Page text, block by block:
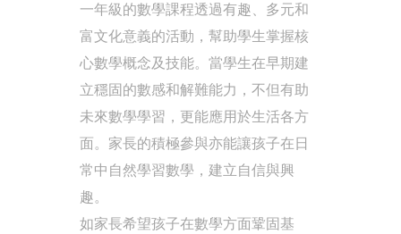
一年級的數學課程透過有趣、多元和
富文化意義的活動，幫助學生掌握核
心數學概念及技能。當學生在早期建
立穩固的數感和解難能力，不但有助
未來數學學習，更能應用於生活各方
面。家長的積極參與亦能讓孩子在日
常中自然學習數學，建立自信與興
趣。
如家長希望孩子在數學方面鞏固基